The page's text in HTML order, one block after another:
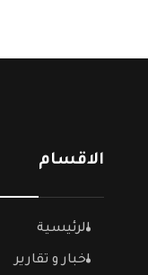
الاقسام
الرئيسية
اخبار و تقارير